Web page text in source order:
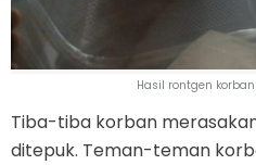
Hasil rontgen
Tiba-tiba korban
ditepuk. Teman-teman